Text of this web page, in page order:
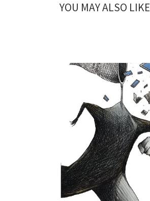
YOU MAY ALSO LIKE